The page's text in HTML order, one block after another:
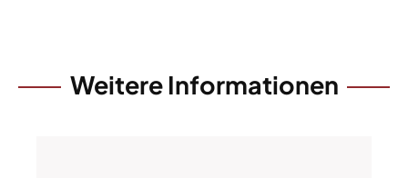
Weitere Informationen